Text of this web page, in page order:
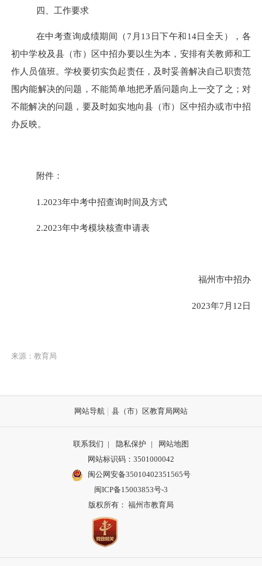
四、 工作要求
在中考查询成绩期间（ 7 月 13 日下午和14日全天），各
初中学校及县（市）区中招办要以生为本，安排有关教师和工
作人员值班。学校要切实负起责任， 及时妥善解决自己职责范
围内能解决的问题，不能简单地把矛盾问题向上一交了之；对
不能解决的问题，要及时如实地向县（市）区中招办或市中招
办反映。
附件：
1.2023年中考中招查询时间及方式
2.2023年中考模块核查申请表
福州市中招办
2023年7月 12日
来源：教育局
网站导航 县（市）区教育局网站
联系我们 | 隐私保护 |
网站地图
网站标识码：3501000042
闽公网安备35010402351565号
闽ICP备15003853号-3
版权所有： 福州市教育局